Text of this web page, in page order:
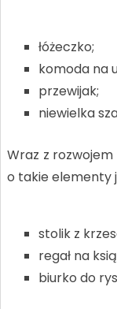
łóżeczko;
komoda na
przewijak;
niewielka
Wraz z
o takie elementy
stolik z
regał na
biurko do